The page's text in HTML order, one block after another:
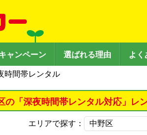
ャンペーン 選ばれる理由 よく
時間帯レンタル
の「深夜時間帯レンタル対応」レ
エリアで探す：